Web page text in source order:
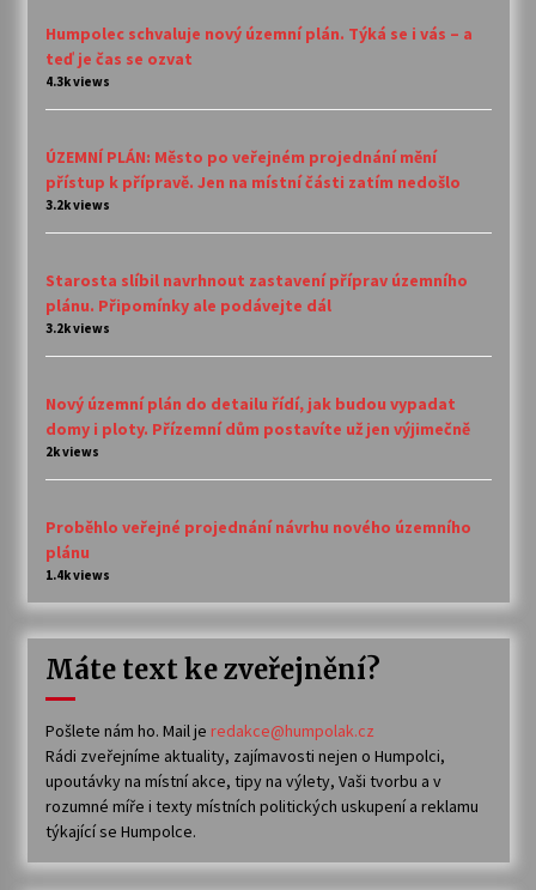
Humpolec schvaluje nový územní plán. Týká se i vás – a
teď je čas se ozvat
4.3k views
ÚZEMNÍ PLÁN: Město po veřejném projednání mění
přístup k přípravě. Jen na místní části zatím nedošlo
3.2k views
Starosta slíbil navrhnout zastavení příprav územního
plánu. Připomínky ale podávejte dál
3.2k views
Nový územní plán do detailu řídí, jak budou vypadat
domy i ploty. Přízemní dům postavíte už jen výjimečně
2k views
Proběhlo veřejné projednání návrhu nového územního
plánu
1.4k views
Máte text ke zveřejnění?
Pošlete nám ho. Mail je redakce@humpolak.cz
Rádi zveřejníme aktuality, zajímavosti nejen o Humpolci,
upoutávky na místní akce, tipy na výlety, Vaši tvorbu a v
rozumné míře i texty místních politických uskupení a reklamu
týkající se Humpolce.